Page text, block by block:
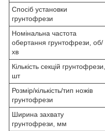
Спосіб установки
грунтофрези
Номінальна частота
обертання грунтофрези, об/
хв
Кількість секцій грунтофрези,
шт
Розмір/кількість/тип ножів
грунтофрези
Ширина захвату
грунтофрези, мм